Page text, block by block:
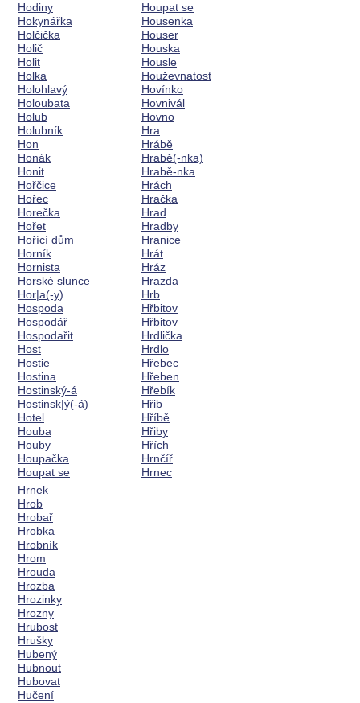
Hodiny
Hokynářka
Holčička
Holič
Holit
Holka
Holohlavý
Holoubata
Holub
Holubník
Hon
Honák
Honit
Hořčice
Hořec
Horečka
Hořet
Hořící dům
Horník
Hornista
Horské slunce
Hor|a(-y)
Hospoda
Hospodář
Hospodařit
Host
Hostie
Hostina
Hostinský-á
Hostinsk|ý(-á)
Hotel
Houba
Houby
Houpačka
Houpat se
Houpat se
Housenka
Houser
Houska
Housle
Houževnatost
Hovínko
Hovnivál
Hovno
Hra
Hrábě
Hrabě(-nka)
Hrabě-nka
Hrách
Hračka
Hrad
Hradby
Hranice
Hrát
Hráz
Hrazda
Hrb
Hřbitov
Hřbitov
Hrdlička
Hrdlo
Hřebec
Hřeben
Hřebík
Hřib
Hříbě
Hřiby
Hřích
Hrnčíř
Hrnec
Hrnek
Hrob
Hrobař
Hrobka
Hrobník
Hrom
Hrouda
Hrozba
Hrozinky
Hrozny
Hrubost
Hrušky
Hubený
Hubnout
Hubovat
Hučení